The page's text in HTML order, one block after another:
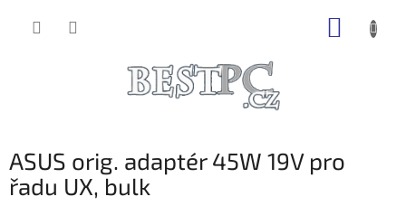
ASUS orig. adaptér 45W 19V pro
řadu UX, bulk